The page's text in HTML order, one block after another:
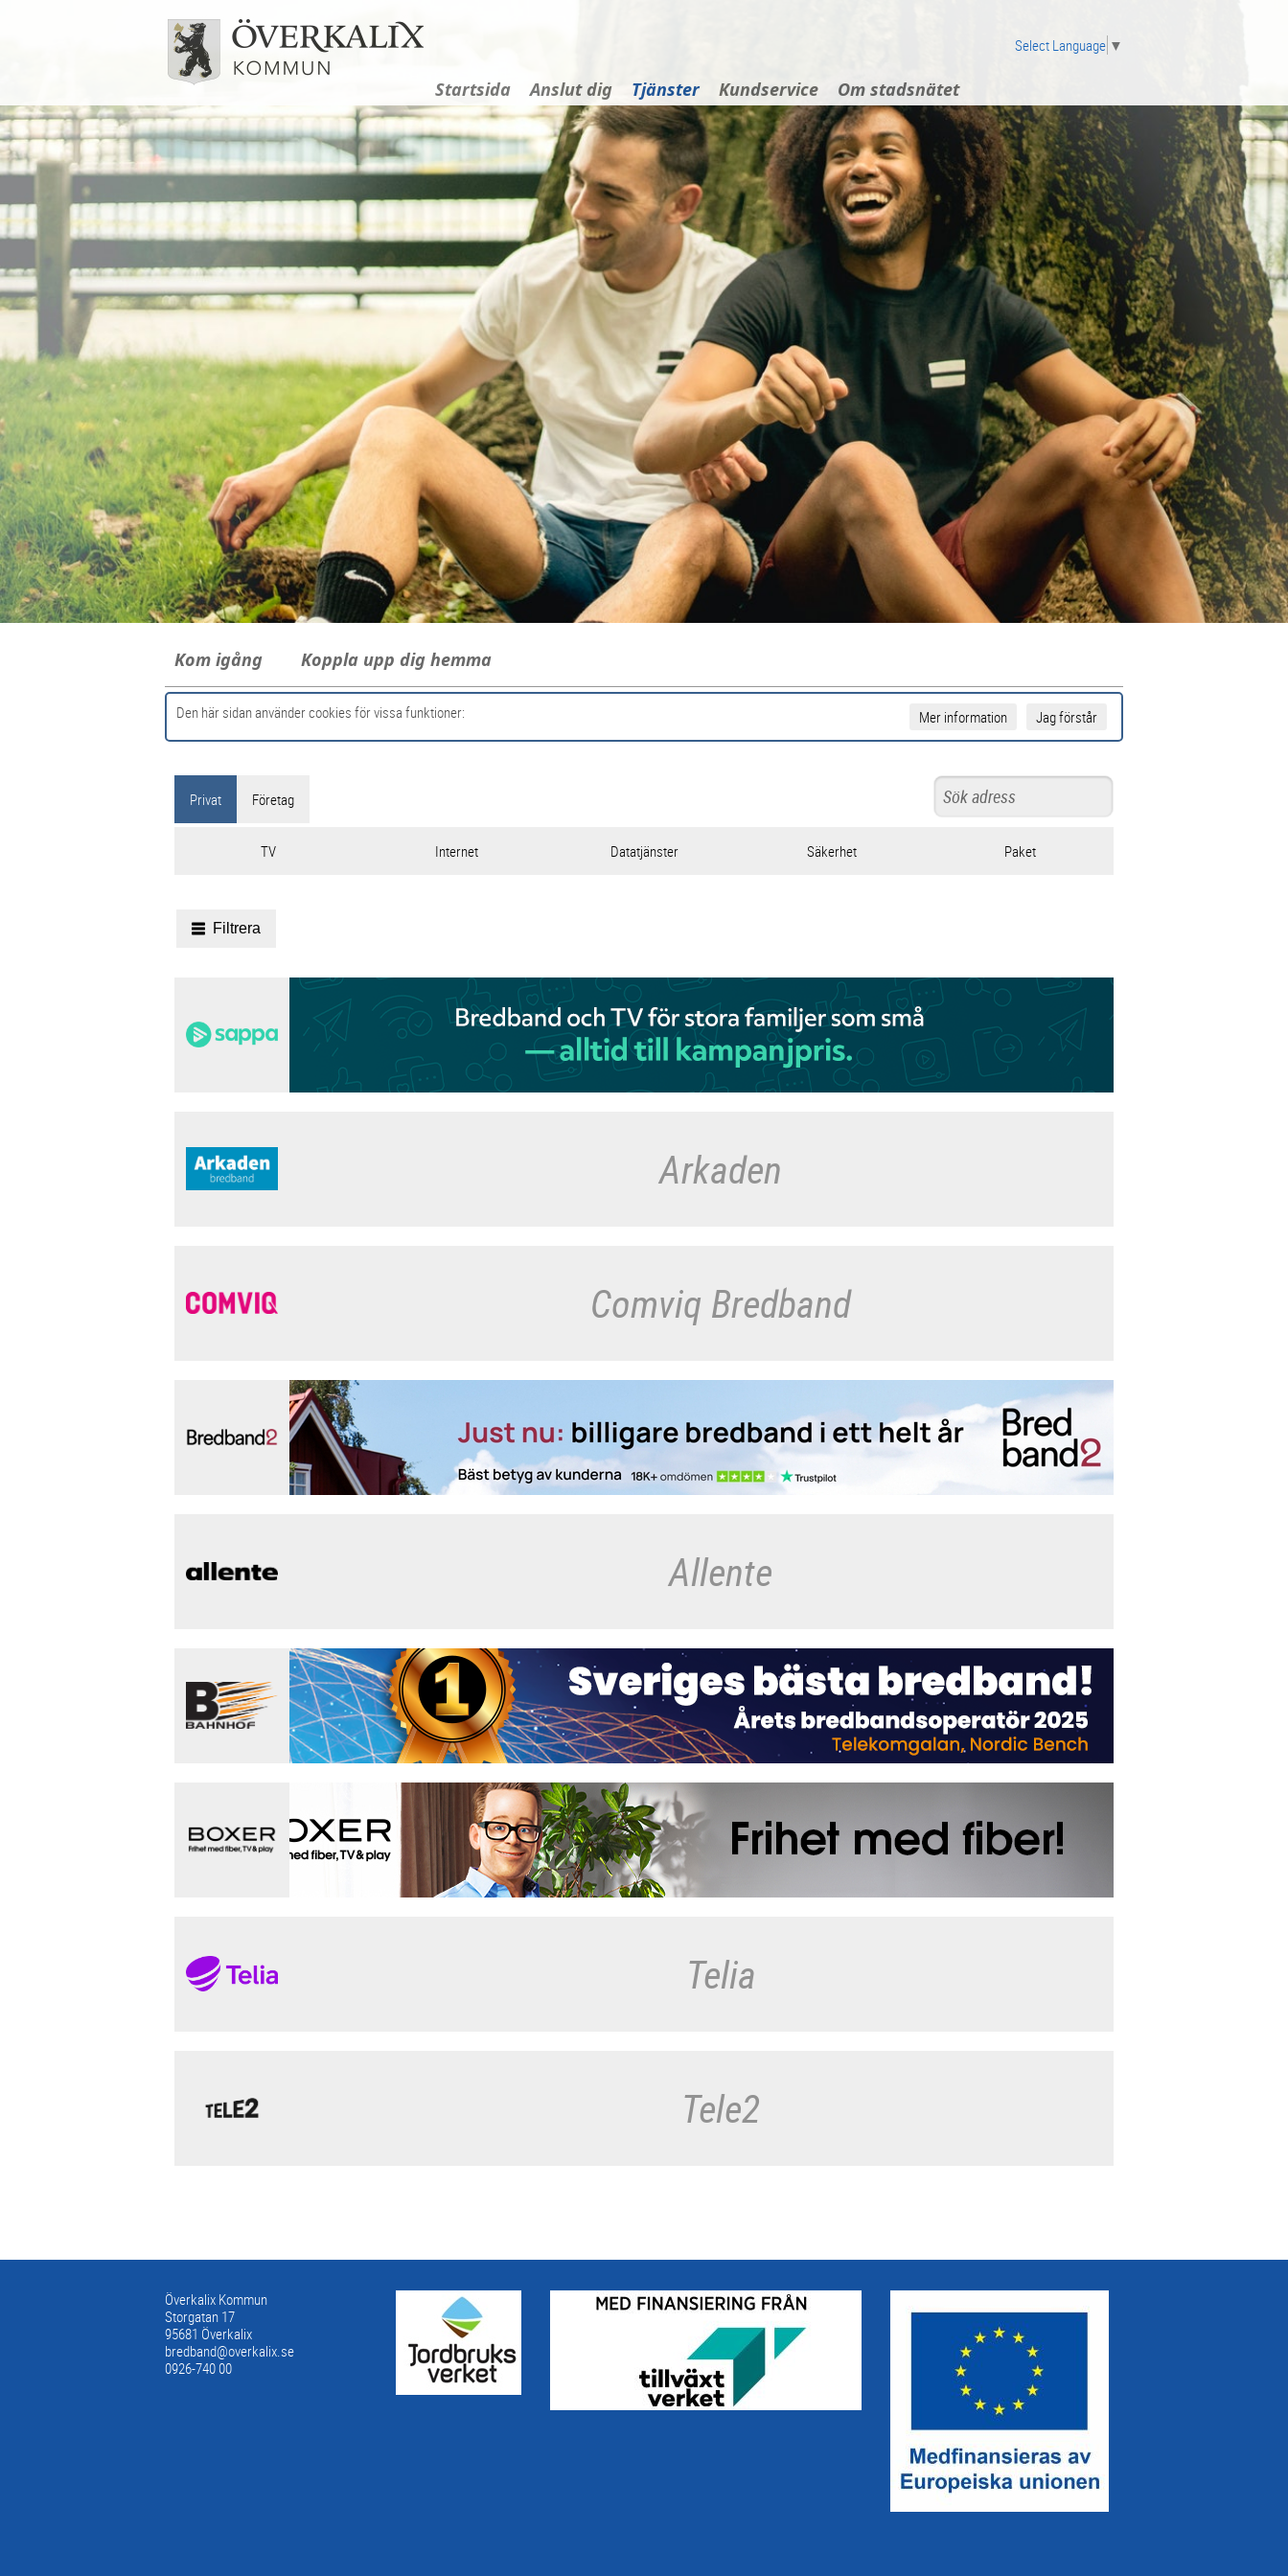
Startsida Anslut dig Tjänster Kundservice Om stadsnätet
Select Language ▼
Kom igång Koppla upp dig hemma
Den här sidan använder cookies för vissa funktioner: Jag förstår
Mer information
Privat Företag
TV Internet Datatjänster Säkerhet Paket
Filtrera
Arkaden
Comviq Bredband
Allente
Telia
Tele2
Överkalix Kommun
Storgatan 17
95681 Överkalix
bredband@overkalix.se
0926-740 00